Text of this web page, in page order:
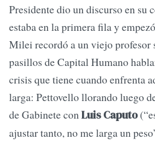
Presidente dio un discurso en su
estaba en la primera fila y
Milei recordó a un viejo profesor
pasillos de Capital Humano
crisis que tiene cuando enfrenta
larga: Pettovello llorando luego
de Gabinete conLuis Caputo
ajustar tanto, no me larga un